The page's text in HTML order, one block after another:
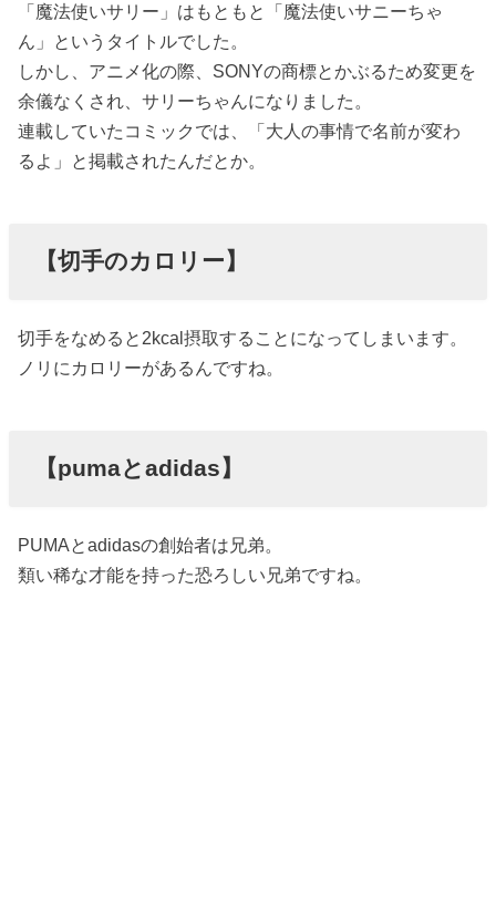
「魔法使いサリー」はもともと「魔法使いサニーちゃ
ん」というタイトルでした。
しかし、アニメ化の際、SONYの商標とかぶるため変更を
余儀なくされ、サリーちゃんになりました。
連載していたコミックでは、「大人の事情で名前が変わ
るよ」と掲載されたんだとか。
【切手のカロリー】
切手をなめると2kcal摂取することになってしまいます。
ノリにカロリーがあるんですね。
【pumaとadidas】
PUMAとadidasの創始者は兄弟。
類い稀な才能を持った恐ろしい兄弟ですね。